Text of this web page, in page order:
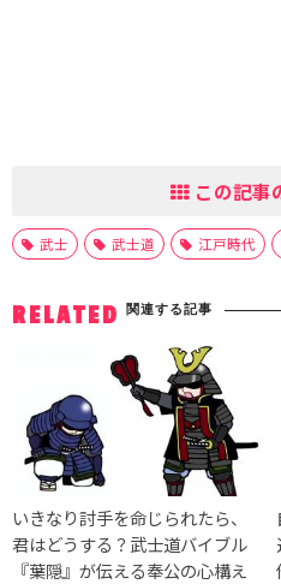
この記事
武士 武士道 江戸時代
RELATED 関連する記事
いきなり討手を命じられたら、
君はどうする？武士道バイブル
『葉隠』が伝える奉公の心構え